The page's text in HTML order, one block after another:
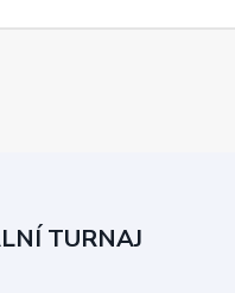
TURNAJ